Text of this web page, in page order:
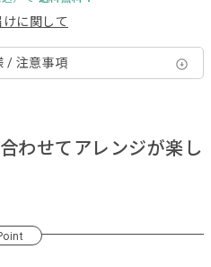
けに関して
/ 注意事項
わせてアレンジが楽し